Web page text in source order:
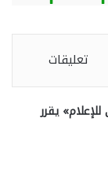
تعليقات
يقرر